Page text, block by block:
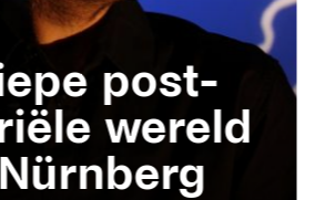
post-
wereld